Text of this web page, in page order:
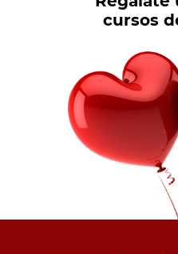
cursos